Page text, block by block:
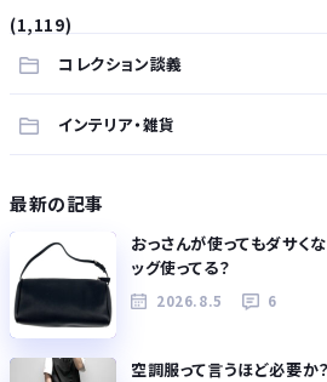
(1,119)
コレクション談義
インテリア・雑貨
最新の記事
おっさんが使ってもダサく
ッグ使ってる？
2026.8.5 6
空調服って言うほど必要か？